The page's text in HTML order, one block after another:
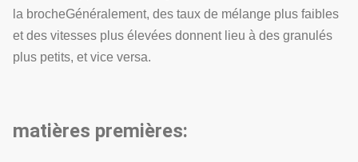
la brocheGénéralement, des taux de mélange plus faibles
et des vitesses plus élevées donnent lieu à des granulés
plus petits, et vice versa.
matières premières: